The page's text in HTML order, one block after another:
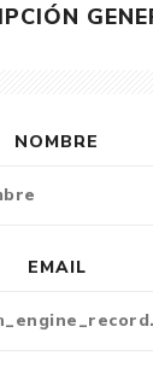
NOMBRE
EMAIL